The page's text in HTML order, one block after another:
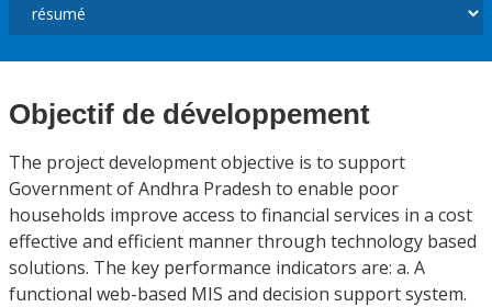
Objectif de développement
The project development objective is to support
Government of Andhra Pradesh to enable poor
households improve access to financial services in a cost
effective and efficient manner through technology based
solutions. The key performance indicators are: a. A
functional web-based MIS and decision support system.